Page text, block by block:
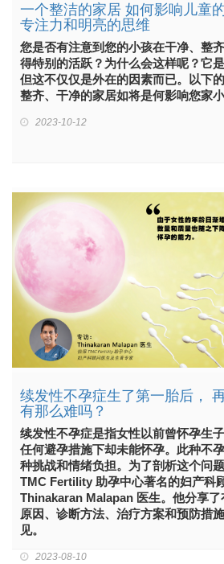
一个整洁的家居 如何影响儿童
专注力和明亮的思维
您是否有注意到您的小孩在干净、整
得特别的活跃？为什么会这样呢？它
但这不仅仅是外在的因素而已。以下
整齐、干净的家居如将是何影响您家
2023-10-12
续发性不孕症生了第一胎后，
有那么难吗？
续发性不孕症是指女性以前曾怀孕生
任何避孕措施下却未能怀孕。此种不
种挑战和情绪负担。为了剖析这个问
TMC Fertility 助孕中心著名的妇产科
Thinakaran Malapan 医生。他分享
原因、诊断方法、治疗方案和预防措
见。
2023-08-10